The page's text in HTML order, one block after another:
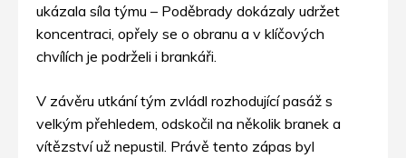
ukázala síla týmu – Poděbrady dokázaly udržet
koncentraci, opřely se o obranu a v klíčových
chvílích je podrželi i brankáři.
V závěru utkání tým zvládl rozhodující pasáž s
velkým přehledem, odskočil na několik branek a
vítězství už nepustil. Právě tento zápas byl